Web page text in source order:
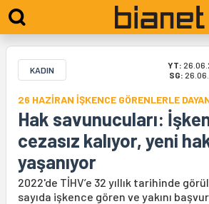
KADIN YT:
SG:
26 HAZİRAN İŞKENCE GÖRENLERLE
Hak savunucuları:
cezasız kalıyor, yeni
yaşanıyor
2022'de TİHV’e 32 yıllık tarihinde
sayıda işkence gören ve yakını